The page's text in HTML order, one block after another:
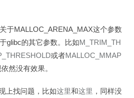
于MALLOC_ARENA_MAX这个参数
glibc的其它参数。比如M_TRIM_TH
或者MALLOC_MMAP
然没有效果。
上找问题，比如这里和这里 ，同样没